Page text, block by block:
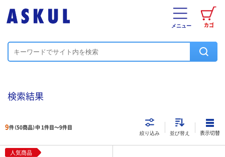
カゴ
メニュー
検索結果
9件（50商品）中 1件目～9件目
絞り込み 並び替え 表示切替
人気商品